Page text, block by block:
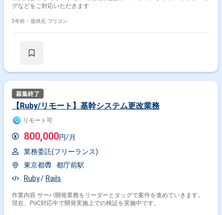
グなどをご対応いただきます
3年前・ 提供元: フリコン
【Ruby/リモート】基幹システム更改業務
リモート可
800,000円/月
業務委託(フリーランス)
東京都
都庁前駅
Ruby
Rails
作業内容 サーバ開発業務をリーダーとタッグで案件を進めていきます。
現在、PoC対応中で開発実施上での検証を実施中です。
掛け合わせ条件で絞り込む
職種で絞り込む
Rails × サーバーサイドエンジニア
Rails × フロントエンドエンジニア
Rails × アプリケーションエンジニア
Rails × サービス Rails × EC Rails × Sier